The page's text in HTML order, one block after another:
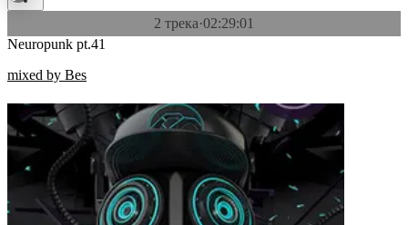
2 трека·02:29:01
Neuropunk pt.41
mixed by Bes